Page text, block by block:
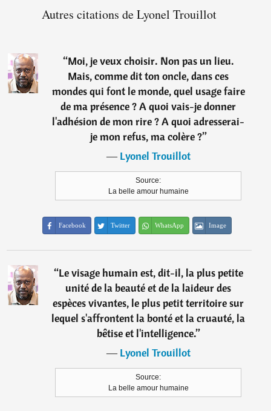
Autres citations de Lyonel Trouillot
“Moi, je veux choisir. Non pas un lieu.
Mais, comme dit ton oncle, dans ces
mondes qui font le monde, quel usage faire
de ma présence ? A quoi vais-je donner
l'adhésion de mon rire ? A quoi adresserai-
je mon refus, ma colère ?”
―Lyonel Trouillot
Source:
La belle amour humaine
Facebook Twitter WhatsApp Image
“Le visage humain est, dit-il, la plus petite
unité de la beauté et de la laideur des
espèces vivantes, le plus petit territoire sur
lequel s'affrontent la bonté et la cruauté, la
bêtise et l'intelligence.”
―Lyonel Trouillot
Source:
La belle amour humaine